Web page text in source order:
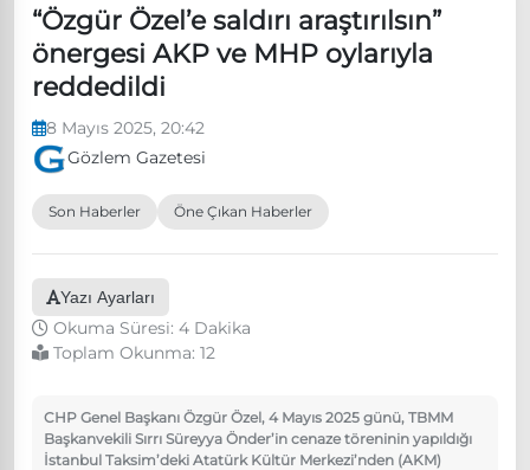
Özgür Özel, Ekrem İmamoğlu’nu ziyaret edecek
Ünlü çift bir etkinliğe daha katılmama kararı aldı
Boykot
“Özgür Özel’e saldırı araştırılsın”
önergesi AKP ve MHP oylarıyla
reddedildi
8 Mayıs 2025, 20:42
Gözlem Gazetesi
Son Haberler Öne Çıkan Haberler
Yazı Ayarları
Okuma Süresi: 4 Dakika
Toplam Okunma: 12
CHP Genel Başkanı Özgür Özel, 4 Mayıs 2025 günü, TBMM
Başkanvekili Sırrı Süreyya Önder’in cenaze töreninin yapıldığı
İstanbul Taksim’deki Atatürk Kültür Merkezi’nden (AKM)